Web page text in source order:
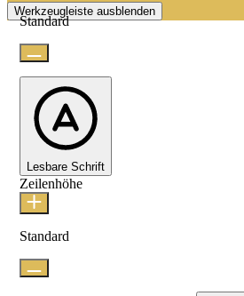
Werkzeugleiste ausblenden
Standard
Lesbare Schrift
Zeilenhöhe
Standard